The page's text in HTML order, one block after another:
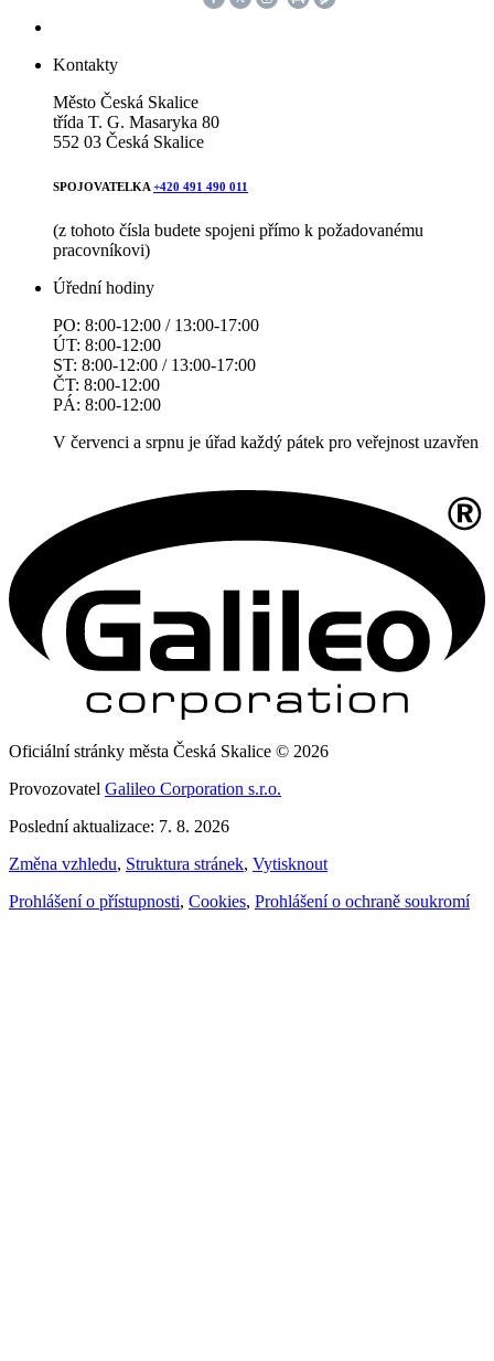
Kontakty
Město Česká Skalice
třída T. G. Masaryka 80
552 03 Česká Skalice
SPOJOVATELKA +420 491 490 011
(z tohoto čísla budete spojeni přímo k požadovanému
pracovníkovi)
Úřední hodiny
PO: 8:00-12:00 / 13:00-17:00
ÚT: 8:00-12:00
ST: 8:00-12:00 / 13:00-17:00
ČT: 8:00-12:00
PÁ: 8:00-12:00
V červenci a srpnu je úřad každý pátek pro veřejnost uzavřen
Oficiální stránky města Česká Skalice © 2026
Provozovatel Galileo Corporation s.r.o.
Poslední aktualizace: 7. 8. 2026
Změna vzhledu, Struktura stránek, Vytisknout
Prohlášení o přístupnosti, Cookies, Prohlášení o ochraně soukromí